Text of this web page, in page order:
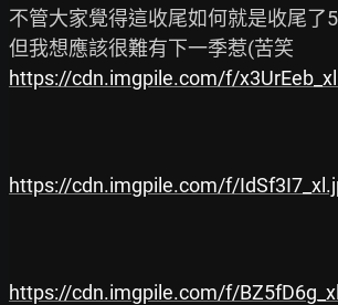
不管大家覺得這收尾如何就是收尾了
https://cdn.imgpile.com/f/
https://cdn.imgpile.com/f/
https://cdn.imgpile.com/f/